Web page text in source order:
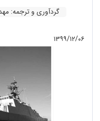
گردآوری و ترجمه:
۱۳۹۹/۱۲/۰۶